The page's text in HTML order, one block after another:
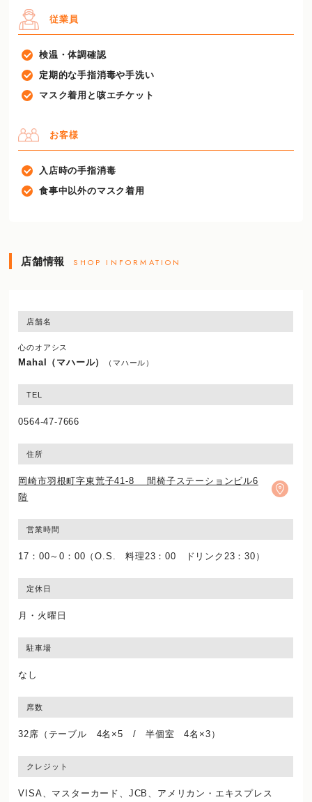
従業員
検温・体調確認
定期的な手指消毒や手洗い
マスク着用と咳エチケット
お客様
入店時の手指消毒
食事中以外のマスク着用
店舗情報 SHOP INFORMATION
店舗名
心のオアシス
Mahal（マハール） （マハール）
TEL
0564-47-7666
住所
岡崎市羽根町字東荒子41-8 間椅子ステーションビル6
階
営業時間
17：00～0：00（O.S. 料理23：00 ドリンク23：30）
定休日
月・火曜日
駐車場
なし
席数
32席（テーブル 4名×5 / 半個室 4名×3）
クレジット
VISA、マスターカード、JCB、アメリカン・エキスプレス